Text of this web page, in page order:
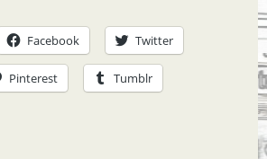
Facebook Twitter
Pinterest Tumblr